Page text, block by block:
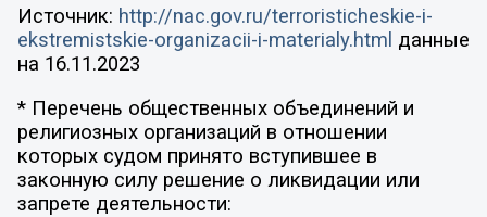
Источник: http://nac.gov.ru/terroristicheskie-i-
ekstremistskie-organizacii-i-materialy.html данные
на 16.11.2023
* Перечень общественных объединений и
религиозных организаций в отношении
которых судом принято вступившее в
законную силу решение о ликвидации или
запрете деятельности: